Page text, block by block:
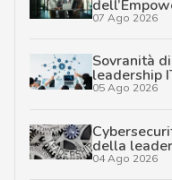
07 Ago 2026
Sovranità
leadership
05 Ago 2026
della
04 Ago 2026